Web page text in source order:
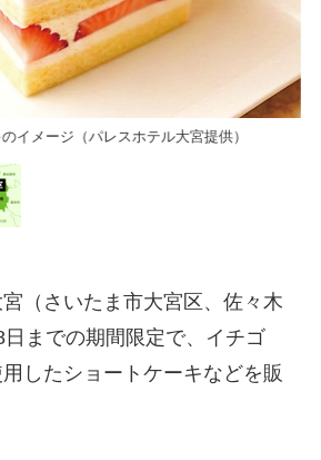
イメージ（パレスホテル大宮提供）
（さいたま市大宮区、佐々木
までの期間限定で、イチゴ
用したショートケーキなどを販